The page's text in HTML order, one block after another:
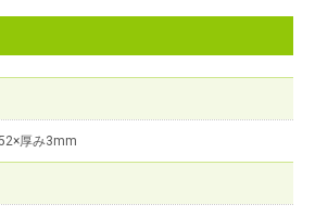
厚み3mm